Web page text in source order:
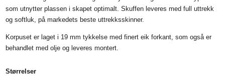
som utnytter plassen i skapet optimalt. Skuffen leveres med full uttrekk
og softluk, på markedets beste uttrekksskinner.
Korpuset er laget i 19 mm tykkelse med finert eik forkant, som også er
behandlet med olje og leveres montert.
Størrelser